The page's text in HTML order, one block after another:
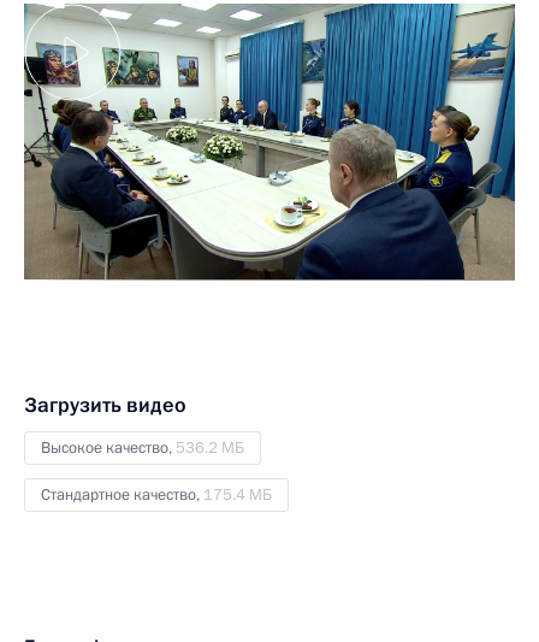
Загрузить видео
Высокое качество, 536.2 МБ
Стандартное качество, 175.4 МБ